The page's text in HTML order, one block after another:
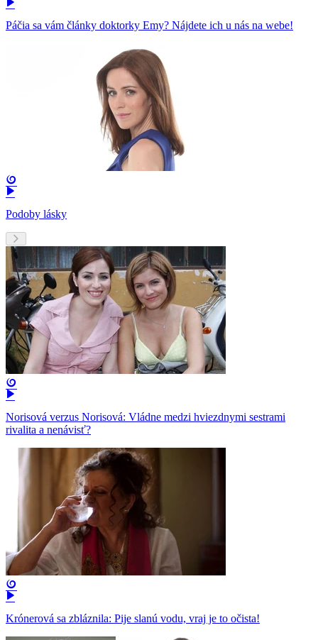
Páčia sa vám články doktorky Emy? Nájdete ich u nás na webe!
Podoby lásky
Norisová verzus Norisová: Vládne medzi hviezdnymi sestrami
rivalita a nenávisť?
Krónerová sa zbláznila: Pije slanú vodu, vraj je to očista!